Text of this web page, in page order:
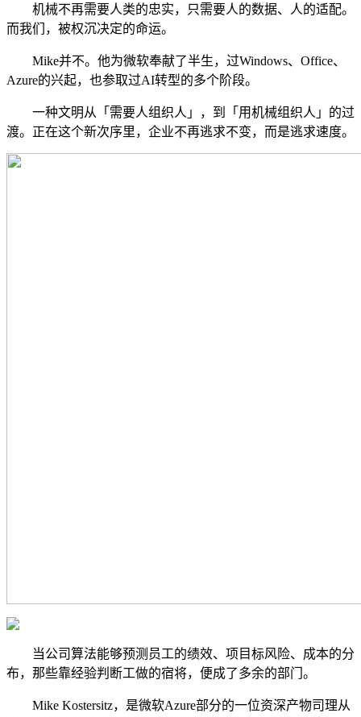
机械不再需要人类的忠实，只需要人的数据、人的适配。
而我们，被权沉决定的命运。
Mike并不。他为微软奉献了半生，过Windows、Office、
Azure的兴起，也参取过AI转型的多个阶段。
一种文明从「需要人组织人」，到「用机械组织人」的过
渡。正在这个新次序里，企业不再逃求不变，而是逃求速度。
当公司算法能够预测员工的绩效、项目标风险、成本的分
布，那些靠经验判断工做的宿将，便成了多余的部门。
Mike Kostersitz，是微软Azure部分的一位资深产物司理从